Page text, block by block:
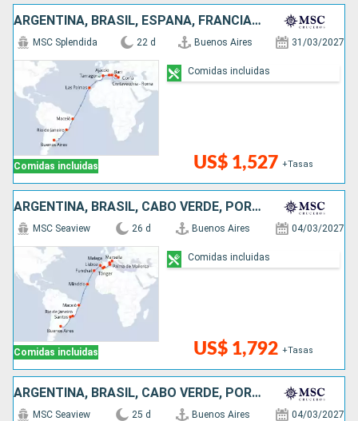
ARGENTINA, BRASIL, ESPAÑA, FRANCIA, GRECIA, ITALIA
Comidas incluidas
MSC Splendida 22 d Buenos Aires 31/03/2027
US$ 1,527 +Tasas
Comidas incluidas
ARGENTINA, BRASIL, CABO VERDE, PORTUGAL, MARRUECOS, ESPAÑA, FRANCIA
Comidas incluidas
MSC Seaview 26 d Buenos Aires 04/03/2027
US$ 1,792 +Tasas
Comidas incluidas
ARGENTINA, BRASIL, CABO VERDE, PORTUGAL, MARRUECOS, ESPAÑA
MSC Seaview 25 d Buenos Aires 04/03/2027